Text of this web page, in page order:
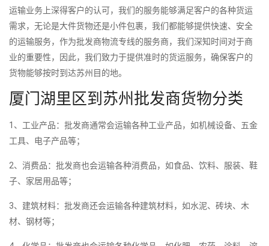
运输业务上深得客户的认可，我们的服务能够满足客户的各种货运
需求，无论是大件货物还是小件包裹，我们都能够提供快速、安全
的运输服务，作为批发商物流专线的服务商，我们深知时间对于商
业的重要性，因此，我们致力于提供准时的货运服务，确保客户的
货物能够按时到达苏州目的地。
厦门湖里区到苏州批发商货物分类
1、工业产品：批发商通常会运输各种工业产品，如机械设备、五金
工具、电子产品等；
2、消费品：批发商也会运输各种消费品，如食品、饮料、服装、鞋
子、家居用品等；
3、建筑材料：批发商还会运输各种建筑材料，如水泥、砖块、木
材、钢材等；